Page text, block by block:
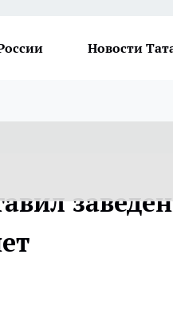
Новости